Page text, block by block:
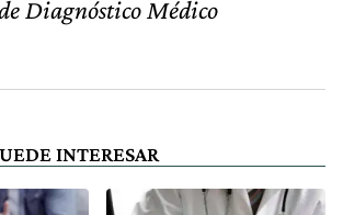
Diagnóstico Médico
INTERESAR